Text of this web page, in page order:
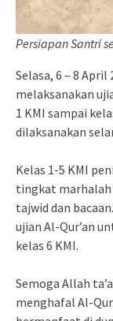
Persiapan Santri
Selasa, 6 – 8
melaksanakan
1 KMI sampai
dilaksanakan
Kelas 1-5 KMI
tingkat marhalah
tajwid dan
ujian Al-Qur’an
kelas 6 KMI.
Semoga Allah
menghafal Al-